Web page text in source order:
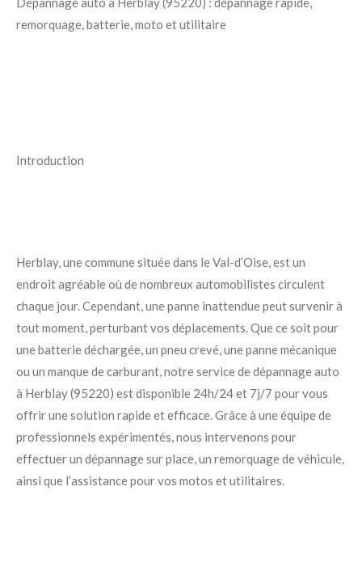
remorquage, batterie, moto et utilitaire
Introduction
Herblay, une commune située dans le Val-d’Oise, est un
endroit agréable où de nombreux automobilistes circulent
chaque jour. Cependant, une panne inattendue peut survenir à
tout moment, perturbant vos déplacements. Que ce soit pour
une batterie déchargée, un pneu crevé, une panne mécanique
ou un manque de carburant, notre service de dépannage auto
à Herblay (95220) est disponible 24h/24 et 7j/7 pour vous
offrir une solution rapide et efficace. Grâce à une équipe de
professionnels expérimentés, nous intervenons pour
effectuer un dépannage sur place, un remorquage de véhicule,
ainsi que l’assistance pour vos motos et utilitaires.